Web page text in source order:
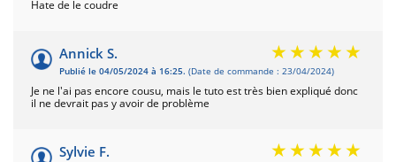
Hate de le coudre
Annick S.
Publié le 04/05/2024 à 16:25. (Date de commande : 23/04/2024)
Je ne l'ai pas encore cousu, mais le tuto est très bien expliqué donc
il ne devrait pas y avoir de problème
Sylvie F.